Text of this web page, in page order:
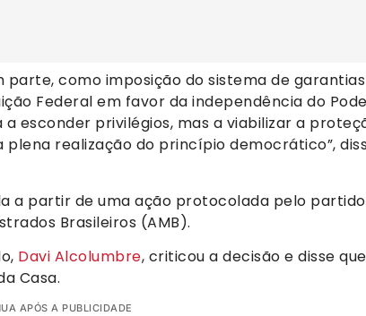
parte, como imposição do sistema de garantias
Federal em favor da independência do
esconder privilégios, mas a viabilizar a
realização do princípio democrático”,
a partir de uma ação protocolada pelo partido
Brasileiros (AMB).
Davi Alcolumbre, criticou a decisão e disse
Casa.
APÓS A PUBLICIDADE